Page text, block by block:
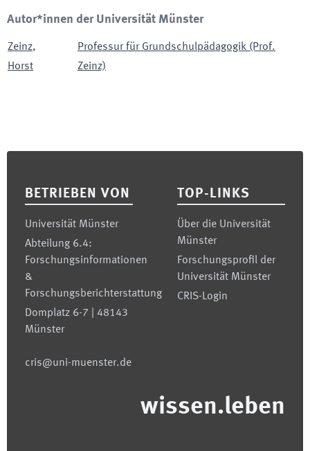
Autor*innen der Universität Münster
Zeinz,
Horst
Professur für Grundschulpädagogik (Prof.
Zeinz)
BETRIEBEN VON
Universität Münster
Abteilung 6.4:
Forschungsinformationen
&
Forschungsberichterstattung
Domplatz 6-7 | 48143
Münster
cris@uni-muenster.de
TOP-LINKS
Über die Universität
Münster
Forschungsprofil der
Universität Münster
CRIS-Login
wissen.leben